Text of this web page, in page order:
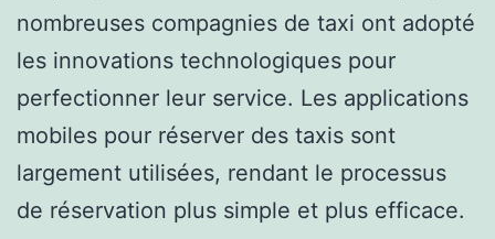
nombreuses compagnies de taxi ont adopté
les innovations technologiques pour
perfectionner leur service. Les applications
mobiles pour réserver des taxis sont
largement utilisées, rendant le processus
de réservation plus simple et plus efficace.